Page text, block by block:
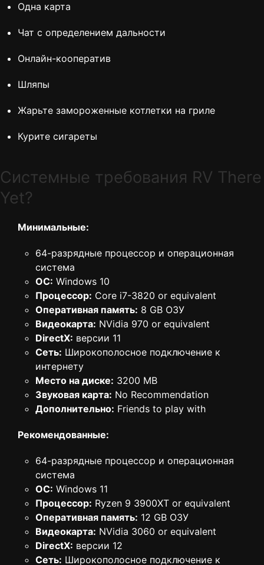
Одна карта
Чат с определением дальности
Онлайн-кооператив
Шляпы
Жарьте замороженные котлетки на гриле
Курите сигареты
Cистемные требования RV There
Yet?
Минимальные:
64-разрядные процессор и операционная
система
ОС: Windows 10
Процессор: Core i7-3820 or equivalent
Оперативная память: 8 GB ОЗУ
Видеокарта: NVidia 970 or equivalent
DirectX: версии 11
Сеть: Широкополосное подключение к
интернету
Место на диске: 3200 MB
Звуковая карта: No Recommendation
Дополнительно: Friends to play with
Рекомендованные:
64-разрядные процессор и операционная
система
ОС: Windows 11
Процессор: Ryzen 9 3900XT or equivalent
Оперативная память: 12 GB ОЗУ
Видеокарта: NVidia 3060 or equivalent
DirectX: версии 12
Сеть: Широкополосное подключение к